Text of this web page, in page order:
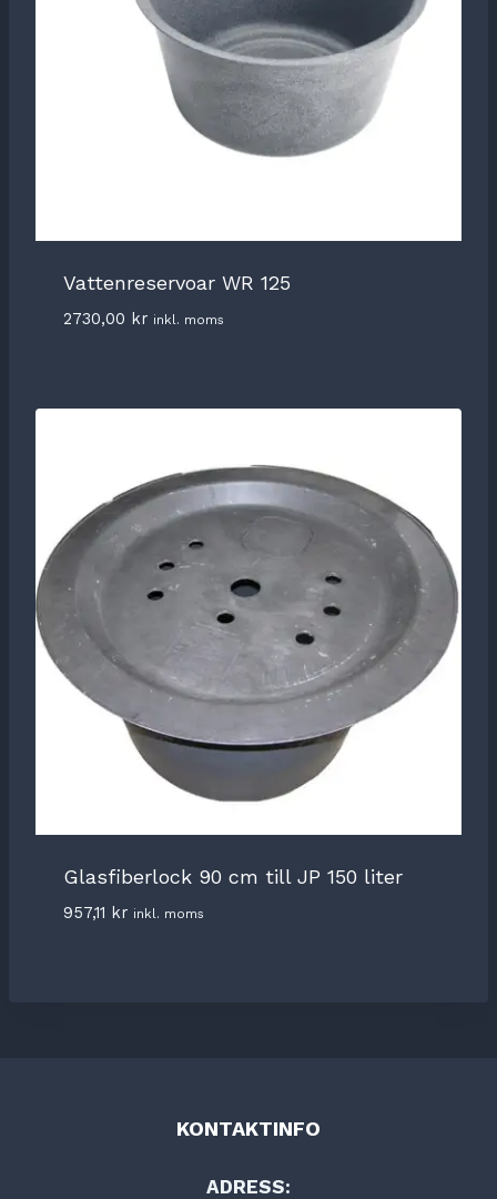
Vattenreservoar WR 125
2730,00 kr inkl. moms
Glasfiberlock 90 cm till JP 150 liter
957,11 kr inkl. moms
KONTAKTINFO
ADRESS: